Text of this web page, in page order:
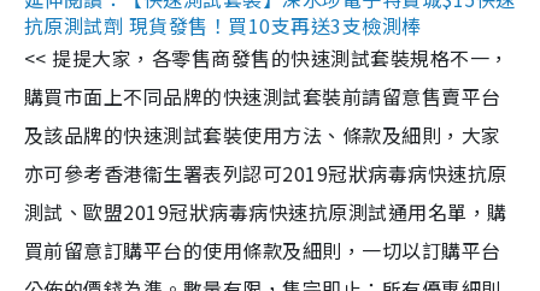
抗原測試劑 現貨發售！買10支再送3支檢測棒
<< 提提大家，各零售商發售的快速測試套裝規格不一，
購買市面上不同品牌的快速測試套裝前請留意售賣平台
及該品牌的快速測試套裝使用方法、條款及細則，大家
亦可參考香港衞生署表列認可2019冠狀病毒病快速抗原
測試、歐盟2019冠狀病毒病快速抗原測試通用名單，購
買前留意訂購平台的使用條款及細則，一切以訂購平台